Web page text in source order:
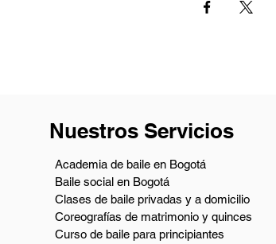
Nuestros Servicios
Academia de baile en Bogotá
Baile social en Bogotá
Clases de baile privadas y a domicilio
Coreografías de matrimonio y quinces
Curso de baile para principiantes